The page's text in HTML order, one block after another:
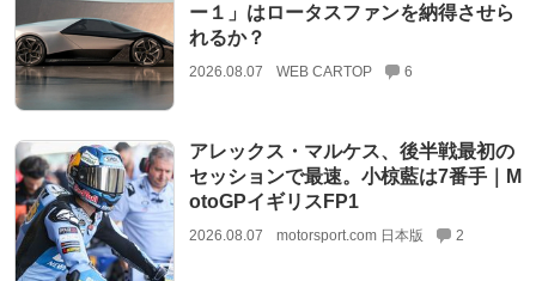
ー１」はロータスファンを納得させら
れるか？
2026.08.07 WEB CARTOP 6
アレックス・マルケス、後半戦最初の
セッションで最速。小椋藍は7番手｜M
otoGPイギリスFP1
2026.08.07 motorsport.com 日本版 2